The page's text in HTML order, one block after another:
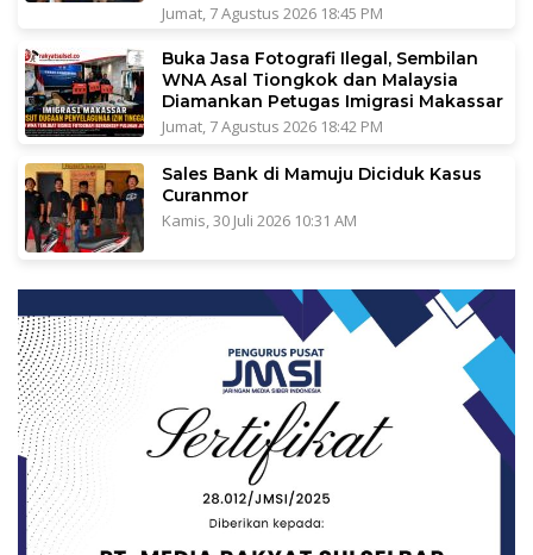
Jumat, 7 Agustus 2026 18:45 PM
Buka Jasa Fotografi Ilegal, Sembilan
WNA Asal Tiongkok dan Malaysia
Diamankan Petugas Imigrasi Makassar
Jumat, 7 Agustus 2026 18:42 PM
Sales Bank di Mamuju Diciduk Kasus
Curanmor
Kamis, 30 Juli 2026 10:31 AM